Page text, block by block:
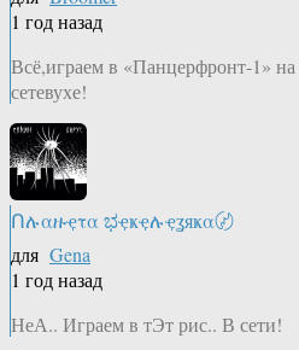
1 год назад
Всё,играем в «Панцерфронт-1»
сетевухе!
Ոሉαዙҿτα ಭҿҝҿሉҿʓяҝα〄
для Gena
1 год назад
НеА.. Играем в тЭт рис.. В сети!